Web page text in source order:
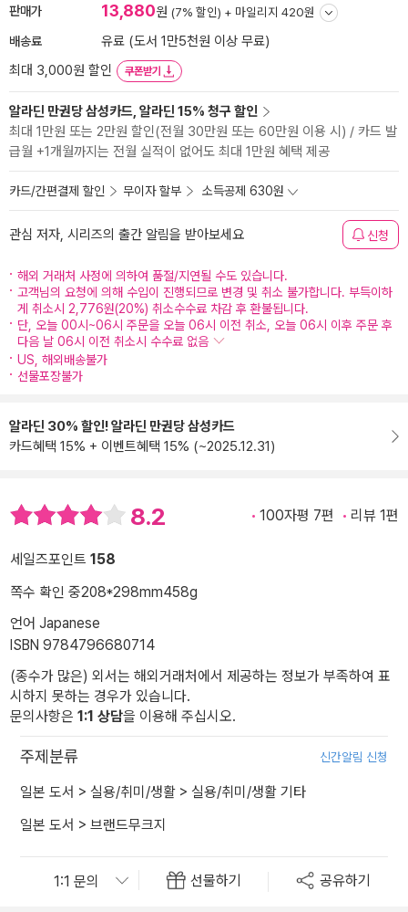
판매가 13,880원 (7% 할인) + 마일리지 420원
배송료
유료 (도서 1만5천원 이상 무료)
최대 3,000원 할인
쿠폰받기
알라딘 만권당 삼성카드, 알라딘 15% 청구 할인
최대 1만원 또는 2만원 할인(전월 30만원 또는 60만원 이용 시) / 카드 발
급월 +1개월까지는 전월 실적이 없어도 최대 1만원 혜택 제공
카드/간편결제 할인 무이자 할부 소득공제 630원
관심 저자, 시리즈의 출간 알림을 받아보세요 신청
해외 거래처 사정에 의하여 품절/지연될 수도 있습니다.
고객님의 요청에 의해 수입이 진행되므로 변경 및 취소 불가합니다. 부득이하
게 취소시 2,776원(20%) 취소수수료 차감 후 환불됩니다.
단, 오늘 00시~06시 주문을 오늘 06시 이전 취소, 오늘 06시 이후 주문 후
다음 날 06시 이전 취소시 수수료 없음
US, 해외배송불가
선물포장불가
알라딘 30% 할인! 알라딘 만권당 삼성카드
카드혜택 15% + 이벤트혜택 15% (~2025.12.31)
8.2 100자평 7편 리뷰 1편
세일즈포인트 158
쪽수 확인 중208*298mm458g
언어 Japanese
ISBN 9784796680714
(종수가 많은) 외서는 해외거래처에서 제공하는 정보가 부족하여 표
시하지 못하는 경우가 있습니다.
문의사항은 1:1 상담을 이용해 주십시오.
주제분류 신간알림 신청
일본 도서 > 실용/취미/생활 > 실용/취미/생활 기타
일본 도서 > 브랜드무크지
선물하기 공유하기